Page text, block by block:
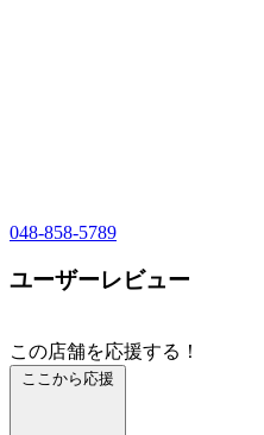
048-858-5789
ユーザーレビュー
この店舗を応援する！
ここから応援